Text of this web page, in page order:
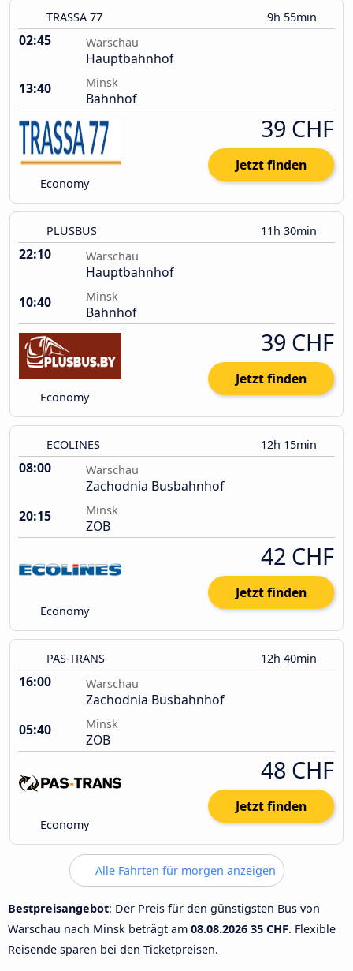
TRASSA 77 9h 55min
02:45 Warschau
Hauptbahnhof
13:40
Minsk
Bahnhof
Economy
39 CHF
Jetzt finden
PLUSBUS 11h 30min
22:10 Warschau
Hauptbahnhof
10:40
Minsk
Bahnhof
Economy
39 CHF
Jetzt finden
ECOLINES 12h 15min
08:00 Warschau
Zachodnia Busbahnhof
20:15
Minsk
ZOB
Economy
42 CHF
Jetzt finden
PAS-TRANS 12h 40min
16:00 Warschau
Zachodnia Busbahnhof
05:40
Minsk
ZOB
Economy
48 CHF
Jetzt finden
Alle Fahrten für morgen anzeigen
Bestpreisangebot: Der Preis für den günstigsten Bus von
Warschau nach Minsk beträgt am 08.08.2026 35 CHF. Flexible
Reisende sparen bei den Ticketpreisen.